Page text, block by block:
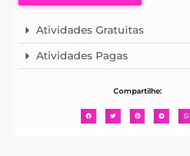
Atividades Gratuitas
Atividades Pagas
Compartilhe: